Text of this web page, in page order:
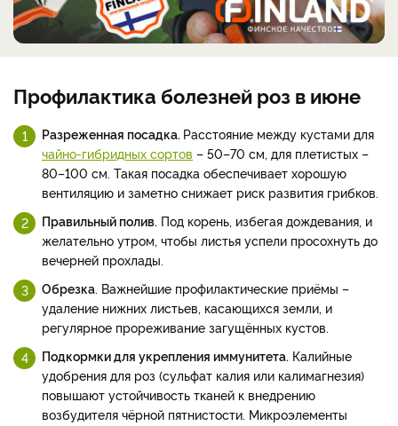
Профилактика болезней роз в июне
Разреженная посадка. Расстояние между кустами для
чайно-гибридных сортов – 50–70 см, для плетистых –
80–100 см. Такая посадка обеспечивает хорошую
вентиляцию и заметно снижает риск развития грибков.
Правильный полив. Под корень, избегая дождевания, и
желательно утром, чтобы листья успели просохнуть до
вечерней прохлады.
Обрезка. Важнейшие профилактические приёмы –
удаление нижних листьев, касающихся земли, и
регулярное прореживание загущённых кустов.
Подкормки для укрепления иммунитета. Калийные
удобрения для роз (сульфат калия или калимагнезия)
повышают устойчивость тканей к внедрению
возбудителя чёрной пятнистости. Микроэлементы